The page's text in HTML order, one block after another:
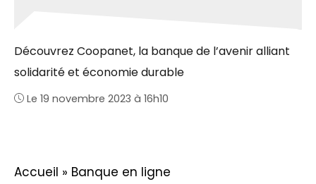
Découvrez Coopanet, la banque de l’avenir alliant
solidarité et économie durable
Le 19 novembre 2023 à 16h10
Accueil » Banque en ligne